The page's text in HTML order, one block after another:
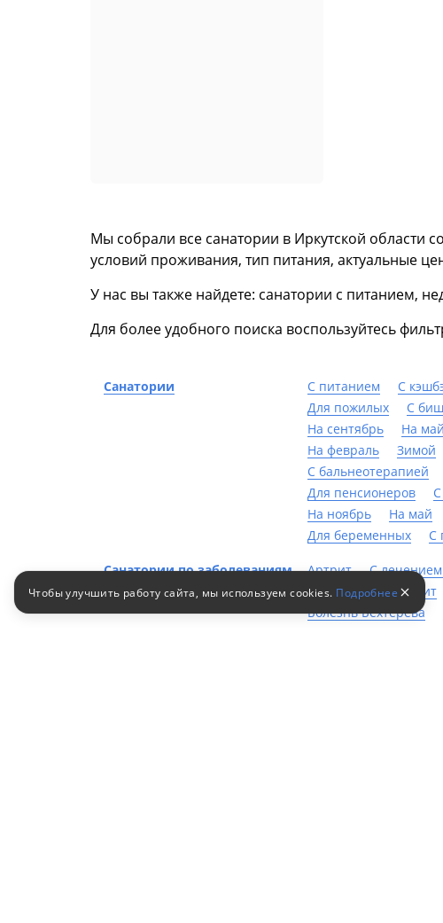
Мы собрали все санатории в Иркутской области
условий проживания, тип питания, актуальные
У нас вы также найдете: санатории с питанием,
Для более удобного поиска воспользуйтесь
Санатории С питанием С
Для пожилых
С
На сентябрь
На
На февраль
Зимой
С бальнеотерапией
Для пенсионеров
На ноябрь
На май
Для беременных
С
Санатории по заболеваниям Артрит С лечением
Псориаз
Дерматит
Болезнь Бехтерева
Чтобы улучшить работу сайта, мы используем cookies. Подробнее